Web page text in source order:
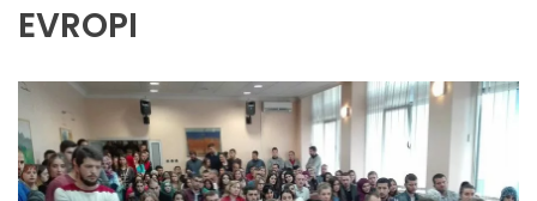
EVROPI